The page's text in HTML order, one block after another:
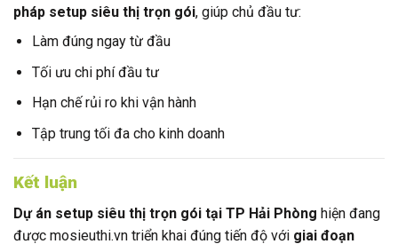
pháp setup siêu thị trọn gói, giúp chủ đầu tư:
Làm đúng ngay từ đầu
Tối ưu chi phí đầu tư
Hạn chế rủi ro khi vận hành
Tập trung tối đa cho kinh doanh
Kết luận
Dự án setup siêu thị trọn gói tại TP Hải Phòng hiện đang
được mosieuthi.vn triển khai đúng tiến độ với giai đoạn